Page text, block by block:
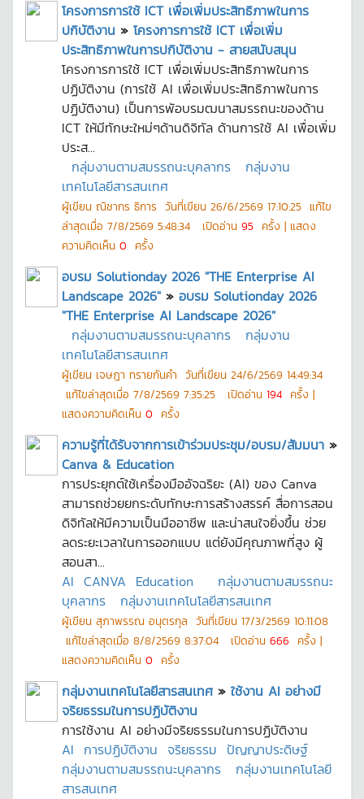
โครงการการใช้ ICT เพื่อเพิ่มประสิทธิภาพในการ
ปกิบัติงาน » โครงการการใช้ ICT เพื่อเพิ่ม
ประสิทธิภาพในการปกิบัติงาน - สายสนับสนุน
โครงการการใช้ ICT เพื่อเพิ่มประสิทธิภาพในการ
ปฏิบัติงาน (การใช้ AI เพื่อเพิ่มประสิทธิภาพในการ
ปฏิบัติงาน) เป็นการพัอบรมฒนาสมรรถนะของด้าน
ICT ให้มีทักษะใหม่ๆด้านดิจิทัล ด้านการใช้ AI เพื่อเพิ่ม
ประส...
กลุ่มงานตามสมรรถนะบุคลากร
กลุ่มงาน
เทคโนโลยีสารสนเทศ
ผู้เขียน ณิชากร ธิการ วันที่เขียน 26/6/2569 17:10:25 แก้ไข
ล่าสุดเมื่อ 7/8/2569 5:48:34 เปิดอ่าน 95 ครั้ง | แสดง
ความคิดเห็น 0 ครั้ง
อบรม Solutionday 2026 "THE Enterprise AI
Landscape 2026" » อบรม Solutionday 2026
"THE Enterprise AI Landscape 2026"
กลุ่มงานตามสมรรถนะบุคลากร
กลุ่มงาน
เทคโนโลยีสารสนเทศ
ผู้เขียน เจษฎา ทรายกันคำ วันที่เขียน 24/6/2569 14:49:34
แก้ไขล่าสุดเมื่อ 7/8/2569 7:35:25 เปิดอ่าน 194 ครั้ง |
แสดงความคิดเห็น 0 ครั้ง
ความรู้ที่ได้รับจากการเข้าร่วมประชุม/อบรม/สัมมนา »
Canva & Education
การประยุกต์ใช้เครื่องมืออัจฉริยะ (AI) ของ Canva
สามารถช่วยยกระดับทักษะการสร้างสรรค์ สื่อการสอน
ดิจิทัลให้มีความเป็นมืออาชีพ และน่าสนใจยิ่งขึ้น ช่วย
ลดระยะเวลาในการออกแบบ แต่ยังมีคุณภาพที่สูง ผู้
สอนสา...
AI CANVA Education
กลุ่มงานตามสมรรถนะ
บุคลากร
กลุ่มงานเทคโนโลยีสารสนเทศ
ผู้เขียน สุภาพรรณ อนุตรกุล วันที่เขียน 17/3/2569 10:11:08
แก้ไขล่าสุดเมื่อ 8/8/2569 8:37:04 เปิดอ่าน 666 ครั้ง |
แสดงความคิดเห็น 0 ครั้ง
กลุ่มงานเทคโนโลยีสารสนเทศ » ใช้งาน AI อย่างมี
จริยธรรมในการปฏิบัติงาน
การใช้งาน AI อย่างมีจริยธรรมในการปฏิบัติงาน
AI การปฏิบัติงาน จริยธรรม ปัญญาประดิษฐ์
กลุ่มงานตามสมรรถนะบุคลากร
กลุ่มงานเทคโนโลยี
สารสนเทศ